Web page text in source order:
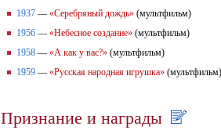
1937 — «Серебряный дождь» (мультфильм)
1956 — «Небесное создание» (мультфильм)
1958 — «А как у вас?» (мультфильм)
1959 — «Русская народная игрушка» (мультфильм)
Признание и награды